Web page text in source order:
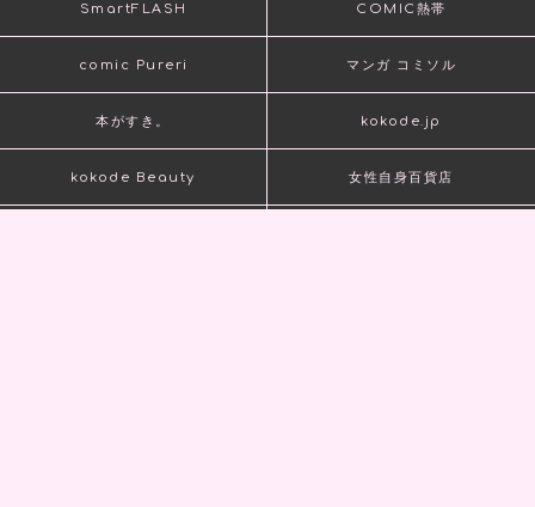
SmartFLASH COMIC熱帯
comic Pureri マンガ コミソル
本がすき。 kokode.jp
kokode Beauty 女性自身百貨店